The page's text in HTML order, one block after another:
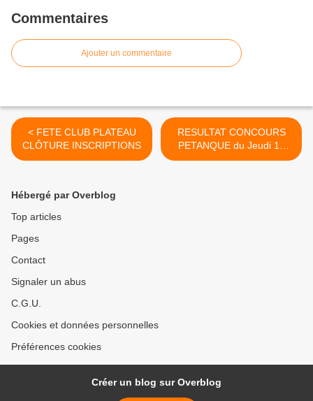
Commentaires
Ajouter un commentaire
< FETE CLUB PLATEAU
CLÔTURE INSCRIPTIONS
RESULTAT CONCOURS
PETANQUE du Jeudi 12
Juin >
Hébergé par Overblog
Top articles
Pages
Contact
Signaler un abus
C.G.U.
Cookies et données personnelles
Préférences cookies
Créer un blog sur Overblog